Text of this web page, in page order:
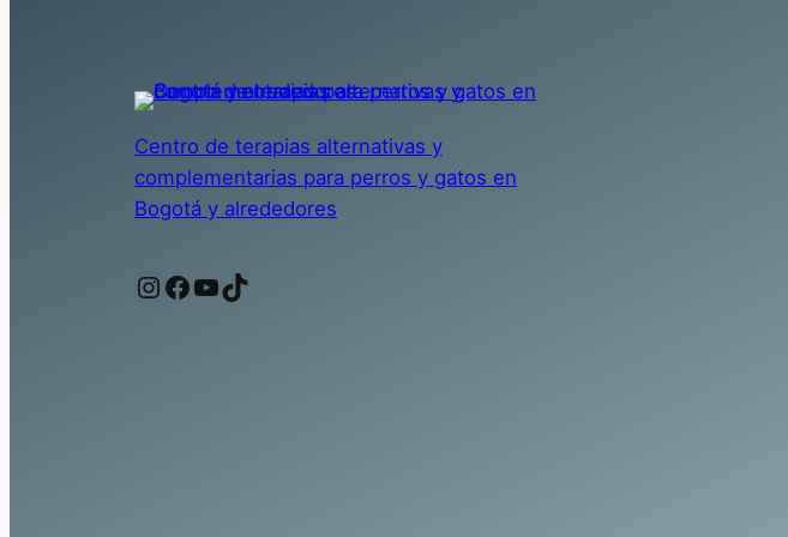
Centro de terapias alternativas y
complementarias para perros y gatos en
Bogotá y alrededores
Instagram Facebook YouTube TikTok